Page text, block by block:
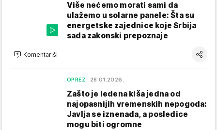
Više nećemo morati sami da
ulažemo u solarne panele: Šta su
energetske zajednice koje Srbija
sada zakonski prepoznaje
Komentariši
OPREZ 28.01.2026.
Zašto je ledena kiša jedna od
najopasnijih vremenskih nepogoda:
Javlja se iznenada, a posledice
mogu biti ogromne